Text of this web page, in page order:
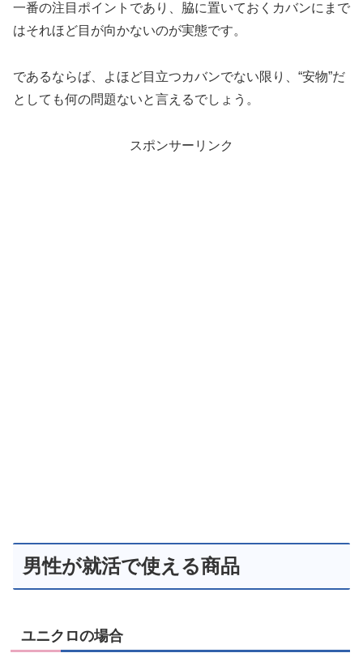
一番の注目ポイントであり、脇に置いておくカバンにまで
はそれほど目が向かないのが実態です。
であるならば、よほど目立つカバンでない限り、“安物”だ
としても何の問題ないと言えるでしょう。
スポンサーリンク
男性が就活で使える商品
ユニクロの場合